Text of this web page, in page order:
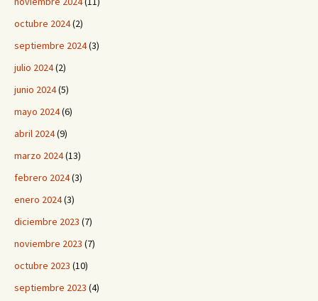
octubre 2024(2)
septiembre 2024(3)
julio 2024(2)
junio 2024(5)
mayo 2024(6)
abril 2024(9)
marzo 2024(13)
febrero 2024(3)
enero 2024(3)
diciembre 2023 (7)
noviembre 2023 (7)
octubre 2023 (10)
septiembre 2023 (4)